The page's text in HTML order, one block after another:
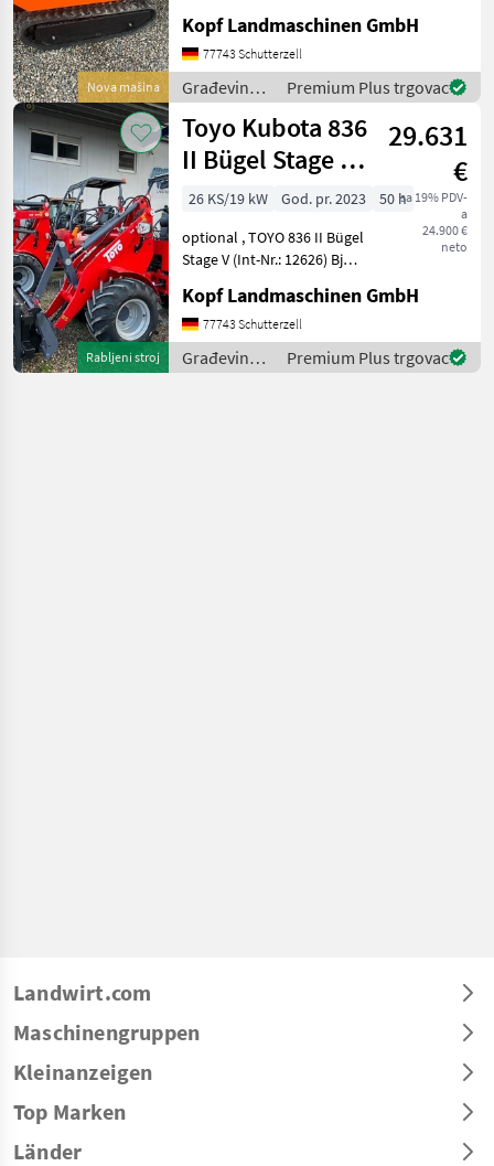
Nova mašina
Mini Dumper Baujahr 2021
Manufaktur: Plus Power
Modell: D50HB Engine: B+S
Net weight: 255,
Kopf Landmaschinen GmbH
77743 Schutterzell
Građevinski
strojevi /
Geo
Premium Plus trgovac
Rabljeni stroj
Toyo Kubota 836
II Bügel Stage V
310 Hubmast
29.631
€
sa 19% PDV-
a
24.900 €
neto
26 KS/19 kW God. pr. 2023
50 h
optional , TOYO 836 II Bügel
Stage V (Int-Nr.: 12626) Bj
3, 10 m Hubhöhe /
Hubmast Allradantrieb
über Kardanwelle
hydrostatischer Antrieb
Kopf Landmaschinen GmbH
77743 Schutterzell
Građevinski
strojevi /
Premium Plus trgovac
Landwirt.com
Maschinengruppen
Kleinanzeigen
Top Marken
Länder